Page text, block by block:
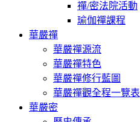
禪/密法院活動
瑜伽禪課程
華嚴禪
華嚴禪源流
華嚴禪特色
華嚴禪修行藍圖
華嚴禪觀全程一覽表
華嚴密